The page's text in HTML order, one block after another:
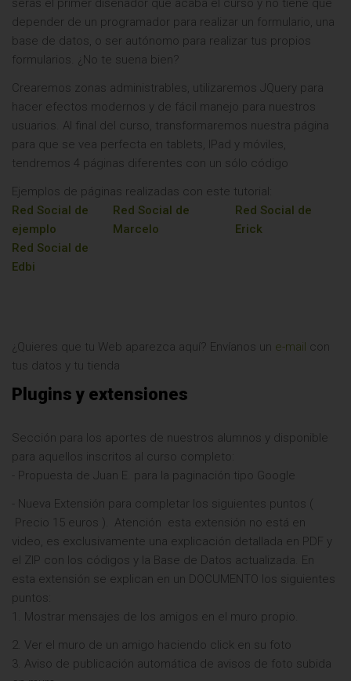
serás el primer diseñador que acaba el curso y no tiene que
depender de un programador para realizar un formulario, una
base de datos, o ser autónomo para realizar tus propios
formularios. ¿No te suena bien?
Crearemos zonas administrables, utilizaremos JQuery para
hacer efectos modernos y de fácil manejo para nuestros
usuarios. Al final del curso, transformaremos nuestra página
para que se vea perfecta en tablets, IPad y móviles,
tendremos 4 páginas diferentes con un sólo código
Ejemplos de páginas realizadas con este tutorial:
Red Social de
ejemplo
Red Social de
Marcelo
Red Social de
Erick
Red Social de
Edbi
¿Quieres que tu Web aparezca aquí? Envíanos un e-mail con
tus datos y tu tienda
Plugins y extensiones
Sección para los aportes de nuestros alumnos y disponible
para aquellos inscritos al curso completo:
- Propuesta de Juan E. para la paginación tipo Google
- Nueva Extensión para completar los siguientes puntos (
Precio 15 euros ). Atención esta extensión no está en
video, es exclusivamente una explicación detallada en PDF y
el ZIP con los códigos y la Base de Datos actualizada. En
esta extensión se explican en un DOCUMENTO los siguientes
puntos:
1. Mostrar mensajes de los amigos en el muro propio.
2. Ver el muro de un amigo haciendo click en su foto
3. Aviso de publicación automática de avisos de foto subida